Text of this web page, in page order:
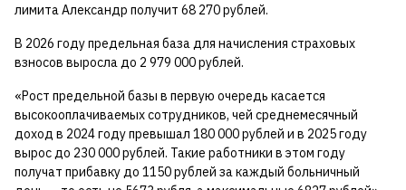
лимита Александр получит 68 270 рублей.
В 2026 году предельная база для начисления страховых
взносов выросла до 2 979 000 рублей.
«Рост предельной базы в первую очередь касается
высокооплачиваемых сотрудников, чей среднемесячный
доход в 2024 году превышал 180 000 рублей и в 2025 году
вырос до 230 000 рублей. Такие работники в этом году
получат прибавку до 1150 рублей за каждый больничный